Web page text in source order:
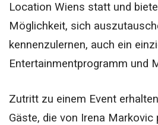
Location Wiens statt und
Möglichkeit, sich
kennenzulernen, auch ein
Entertainmentprogramm und
Zutritt zu einem Event
Gäste, die von Irena Markovic